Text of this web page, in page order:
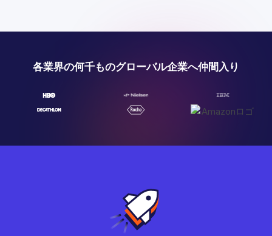
各業界の何千ものグローバル企業へ仲間入り